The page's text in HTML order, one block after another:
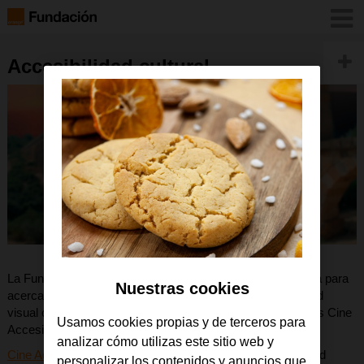
Accesibilidad cultural
La Fundación Orange ha realizado una comprometida tarea para
acercar la cultura y el ocio a las personas con discapacidad
visual o auditiva. Una tarea que engloba sus dos programas Cine
Accesible y Museos Accesibles.
Cine Accesible
ha permitido que personas con discapacidad
Nuestras cookies
Usamos cookies propias y de terceros para
analizar cómo utilizas este sitio web y
personalizar los contenidos y anuncios que